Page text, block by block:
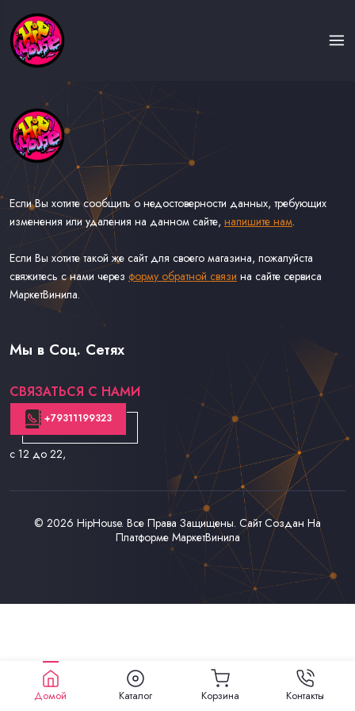
Если Вы хотите сообщить о недостоверности данных, требующих
изменения или удаления на данном сайте, напишите нам.
Если Вы хотите такой же сайт для своего магазина, пожалуйста
свяжитесь с нами через форму обратной связи на сайте сервиса
МаркетВинила.
Каталог Музыки на Виниле В Наличии
Доставка и Оплата
Мы в Соц. Сетях
СВЯЗАТЬСЯ С НАМИ
+79311199323
с 12 до 22,
© 2026 HipHouse. Все Права Защищены. Сайт Создан На
Платформе МаркетВинила
Домой Каталог Корзина Контакты